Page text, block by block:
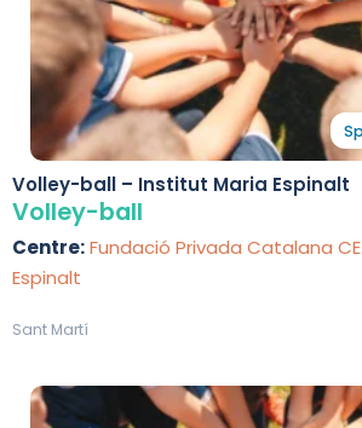
Volley-ball – Institut Maria Espinalt
Volley-ball
Centre:Fundació Privada Catalana
Espinalt
Sant Martí